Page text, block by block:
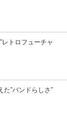
トロフューチャ
”バンドらしさ”